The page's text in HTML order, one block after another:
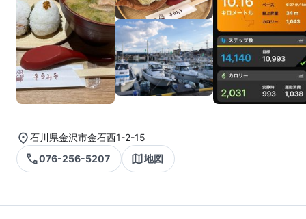
石川県金沢市金石西1-2-15
076-256-5207
地図